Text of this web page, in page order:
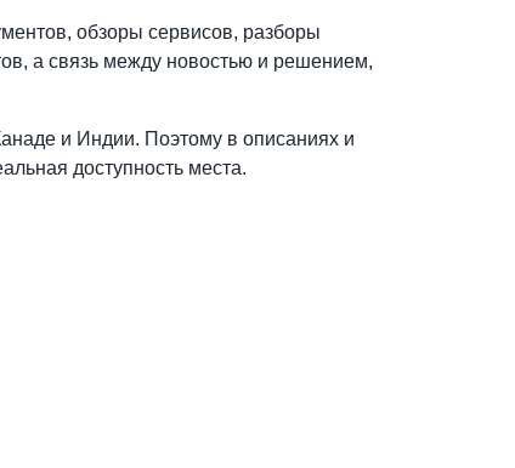
обзоры сервисов, разборы
а связь между новостью и решением,
и Индии. Поэтому в описаниях и
доступность места.